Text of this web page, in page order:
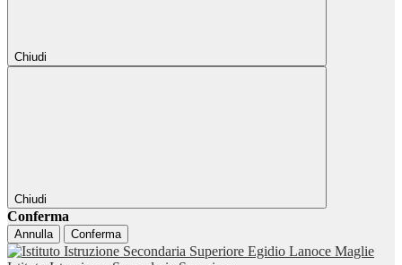
Chiudi
Chiudi
Conferma
Annulla Conferma